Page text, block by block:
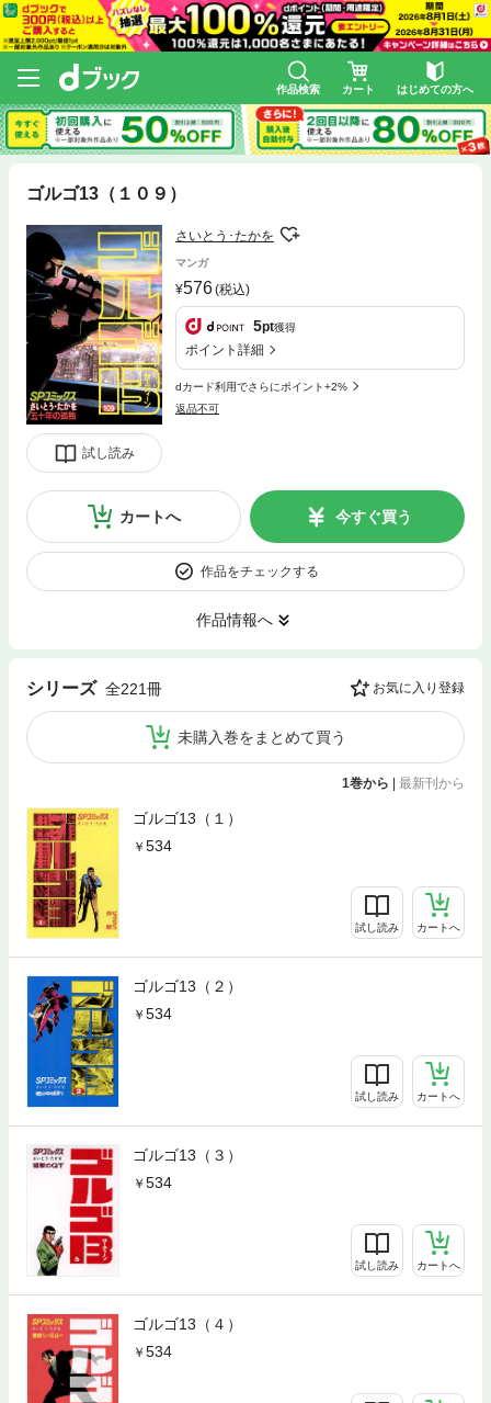
作品検索 カート はじめての方へ
ゴルゴ13（１０９）
試し読み
さいとう･たかを
マンガ
576(税込)
5pt獲得
ポイント詳細
dカード利用でさらにポイント+2%
返品不可
カートへ 今すぐ買う
作品をチェックする
作品情報へ
シリーズ 全221冊 お気に入り登録
未購入巻をまとめて買う
1巻から | 最新刊から
ゴルゴ13（１）
534
試し読み カートへ
ゴルゴ13（２）
534
試し読み カートへ
ゴルゴ13（３）
534
試し読み カートへ
ゴルゴ13（４）
534